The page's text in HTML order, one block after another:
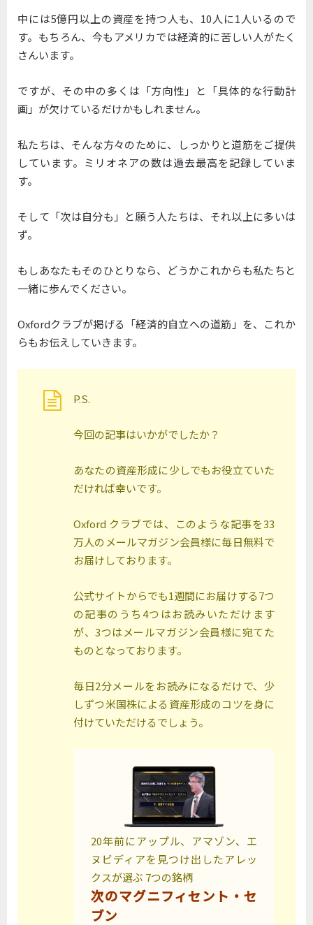
中には5億円以上の資産を持つ人も、10人に1人いるので
す。もちろん、今もアメリカでは経済的に苦しい人がたく
さんいます。
ですが、その中の多くは「方向性」と「具体的な行動計
画」が欠けているだけかもしれません。
私たちは、そんな方々のために、しっかりと道筋をご提供
しています。ミリオネアの数は過去最高を記録していま
す。
そして「次は自分も」と願う人たちは、それ以上に多いは
ず。
もしあなたもそのひとりなら、どうかこれからも私たちと
一緒に歩んでください。
Oxfordクラブが掲げる「経済的自立への道筋」を、これか
らもお伝えしていきます。
P.S.
今回の記事はいかがでしたか？
あなたの資産形成に少しでもお役立ていた
だければ幸いです。
Oxford クラブでは、このような記事を33
万人のメールマガジン会員様に毎日無料で
お届けしております。
公式サイトからでも1週間にお届けする7つ
の記事のうち4つはお読みいただけます
が、3つはメールマガジン会員様に宛てた
ものとなっております。
毎日2分メールをお読みになるだけで、少
しずつ米国株による資産形成のコツを身に
付けていただけるでしょう。
20年前にアップル、アマゾン、エ
ヌビディアを見つけ出したアレッ
クスが選ぶ 7つの銘柄
次のマグニフィセント・セ
ブン